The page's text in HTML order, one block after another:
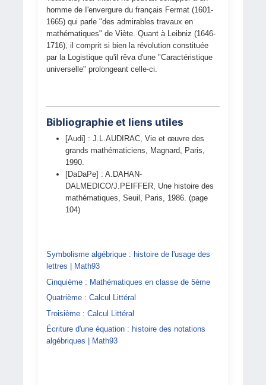
homme de I'envergure du français Fermat (1601-
1665) qui parle "des admirables travaux en
mathématiques" de Viète. Quant à Leibniz (1646-
1716), il comprit si bien la révolution constituée
par la Logistique qu'il rêva d'une "Caractéristique
universelle" prolongeant celle-ci.
Bibliographie et liens utiles
[Audi] : J.L.AUDIRAC, Vie et œuvre des
grands mathématiciens, Magnard, Paris,
1990.
[DaDaPe] : A.DAHAN-
DALMEDICO/J.PEIFFER, Une histoire des
mathématiques, Seuil, Paris, 1986. (page
104)
Symbolisme algébrique : histoire de l'usage des
lettres | Math93
Cinquième : Mathématiques en classe de 5ème
Quatrième : Calcul Littéral
Troisième : Calcul Littéral
Écriture d'une équation : histoire des notations
algébriques | Math93